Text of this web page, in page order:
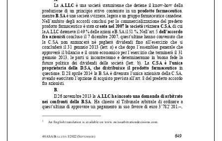
       




 
 



  
 
 

 






 







 
  
A.LLC
  è  una  società  statunitense  che  detiene  il  know-how  della
produzione  di  un  principio attivo  contenuto  in  un prodotto  farmaceutico
mentre B.SA è una società svizzera, legata a un gruppo farmaceutico canadese.
Nell’ambito  degli  accordi  conclusi  per la  commercializzazione  del  predetto
prodotto farmaceutico è stata creata nel 2007 la società svizzera C.SA
la A.LLC deteneva il 49 % delle azioni e B.SA il 51 %. Nell’art. 5 dell’accordo
fra azionisti concluso il 7 dicembre 2007, quest’ultime hanno convenuto che
la  C.SA  non  annuncerà  né  pagherà  dividendi  fino  all’esercizio  che  si
concluderà  il  31  gennaio  2013  (lett. a)  e  che  dopo  l’assemblea  generale  che
approverà il bilancio e il conto economico per l’esercizio che terminerà il 31
gennaio  2013,  le  parti  si  incontreranno  e  determineranno  in  buona  fede  la
futura  politica  dei  dividendi  della  società  (lett.  b).  La C.SA  è  l’unica
proprietaria  della  D.SA,  che  distribuisce  il  prodotto  farmaceutico
questione. Il 28 aprile 2014 la B.SA è divenuta l’unica azionista della C.SA,
avendo esercitato l’opzione di acquisto prevista all’art. 8 del predetto accordo
fra azionisti.
B.
nei  confronti  della  B.SA.  Ha  chiesto  al  Tribunale  arbitrale  di  ordinare  a